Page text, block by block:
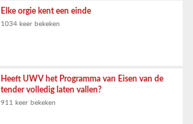
Elke orgie kent een einde
1034 keer bekeken
Heeft UWV het Programma van Eisen van de
tender volledig laten vallen?
911 keer bekeken